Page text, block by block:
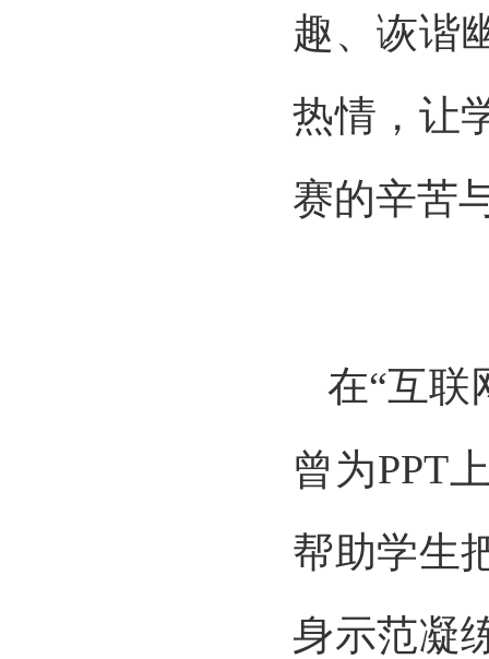
趣、诙谐
热情，让
赛的辛苦
在“互联
曾为PPT
帮助学生
身示范凝